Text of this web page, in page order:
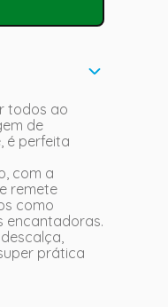
todos ao
de
é perfeita
com a
remete
como
encantadoras.
prática